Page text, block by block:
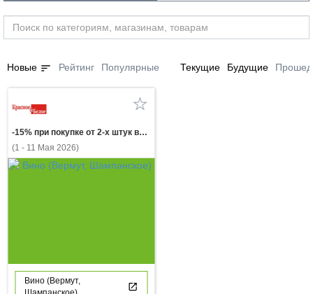
Новые sort Рейтинг Популярные Текущие Будущие
-15% при покупке от 2-х штук вино РЕЗЕРВ ФАНАГОРИИ белое полусладкое и красное полусладкое 0,75л
(1 - 11 Мая 2026)
Вино (Вермут,